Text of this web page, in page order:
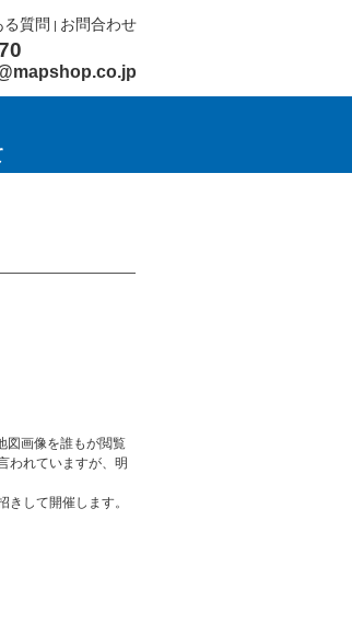
る質問 | お問合わせ
図画像を誰もが閲覧
われていますが、明
して開催します。